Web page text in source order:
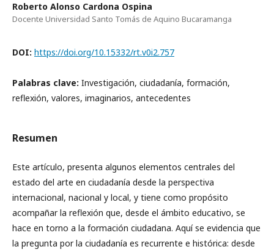
Roberto Alonso Cardona Ospina
Docente Universidad Santo Tomás de Aquino Bucaramanga
DOI: https://doi.org/10.15332/rt.v0i2.757
Palabras clave: Investigación, ciudadanía, formación,
reflexión, valores, imaginarios, antecedentes
Resumen
Este artículo, presenta algunos elementos centrales del
estado del arte en ciudadanía desde la perspectiva
internacional, nacional y local, y tiene como propósito
acompañar la reflexión que, desde el ámbito educativo, se
hace en torno a la formación ciudadana. Aquí se evidencia que
la pregunta por la ciudadanía es recurrente e histórica: desde